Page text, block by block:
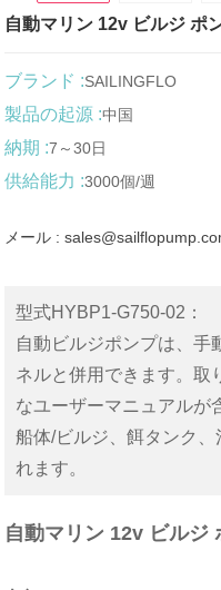
自動マリン 12v ビルジ ポ
ブランド :SAILINGFLO
製品の起源 :中国
納期 :7～30日
供給能力 :3000個/週
メール :
型式HYBP1-G750-02：
自動ビルジポンプは、手
ネルと併用できます。取
なユーザーマニュアルが
船体/ビルジ、餌タンク
れます。
自動マリン 12v ビルジ